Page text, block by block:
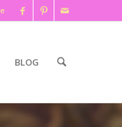
BLOG